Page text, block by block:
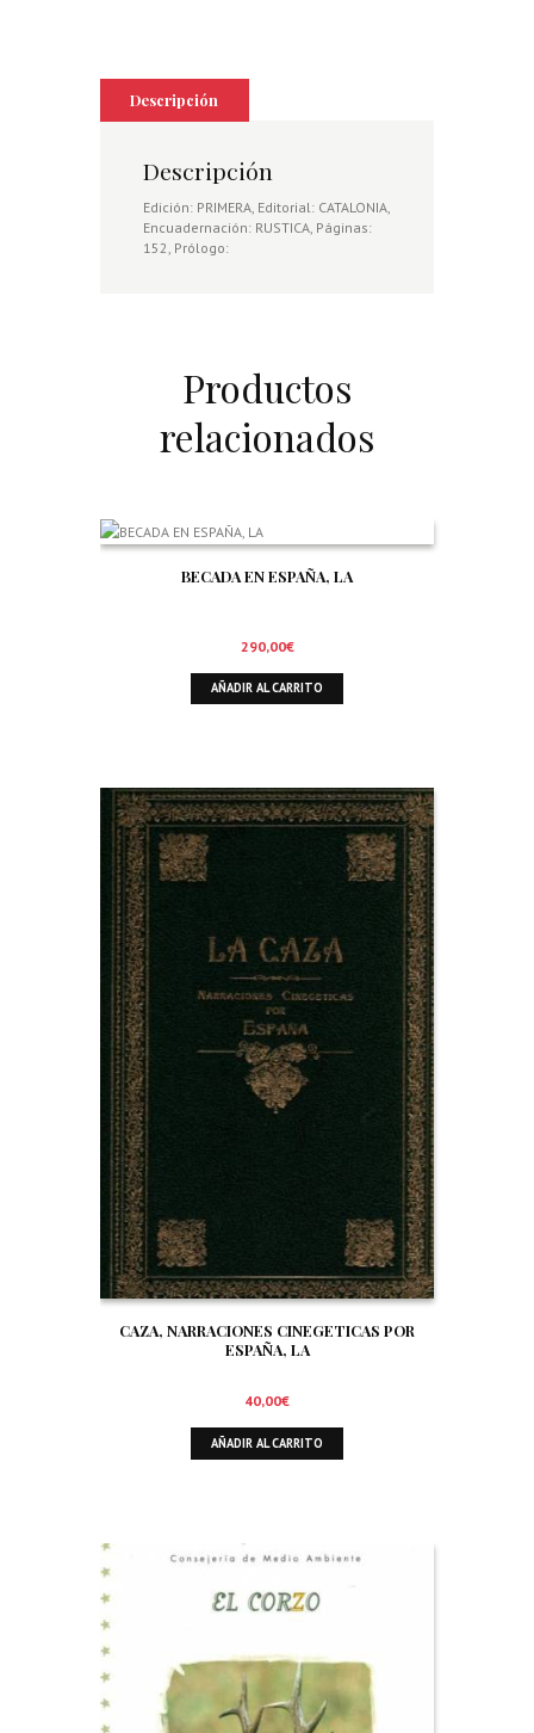
Descripción
Descripción
Edición: PRIMERA, Editorial: CATALONIA,
Encuadernación: RUSTICA, Páginas:
152, Prólogo:
Productos
relacionados
BECADA EN ESPAÑA, LA
290,00€
AÑADIR AL CARRITO
CAZA, NARRACIONES CINEGETICAS POR
ESPAÑA, LA
40,00€
AÑADIR AL CARRITO